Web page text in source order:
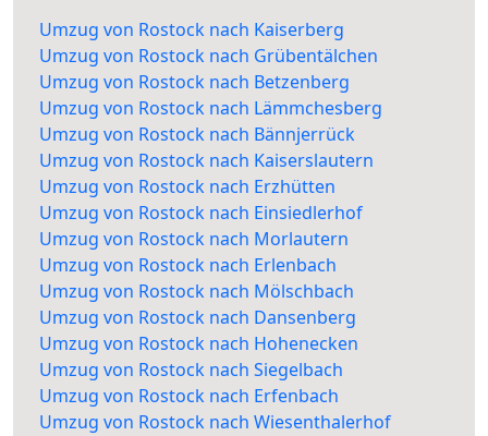
Umzug von Rostock nach Kaiserberg
Umzug von Rostock nach Grübentälchen
Umzug von Rostock nach Betzenberg
Umzug von Rostock nach Lämmchesberg
Umzug von Rostock nach Bännjerrück
Umzug von Rostock nach Kaiserslautern
Umzug von Rostock nach Erzhütten
Umzug von Rostock nach Einsiedlerhof
Umzug von Rostock nach Morlautern
Umzug von Rostock nach Erlenbach
Umzug von Rostock nach Mölschbach
Umzug von Rostock nach Dansenberg
Umzug von Rostock nach Hohenecken
Umzug von Rostock nach Siegelbach
Umzug von Rostock nach Erfenbach
Umzug von Rostock nach Wiesenthalerhof